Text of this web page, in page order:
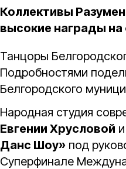
Коллективы
высокие награды
Танцоры
Подробностями
Белгородского
Народная студия
Евгении Хрусловой
Данс Шоу» под
Суперфинале